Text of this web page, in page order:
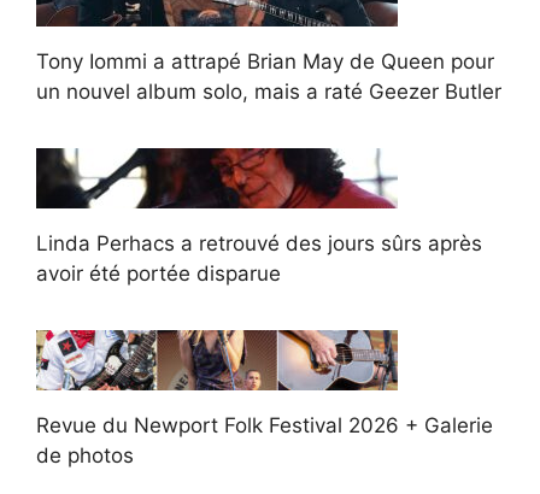
Tony Iommi a attrapé Brian May de Queen pour
un nouvel album solo, mais a raté Geezer Butler
Linda Perhacs a retrouvé des jours sûrs après
avoir été portée disparue
Revue du Newport Folk Festival 2026 + Galerie
de photos